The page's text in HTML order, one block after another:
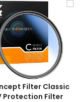
Filter Classic
Protection Filter